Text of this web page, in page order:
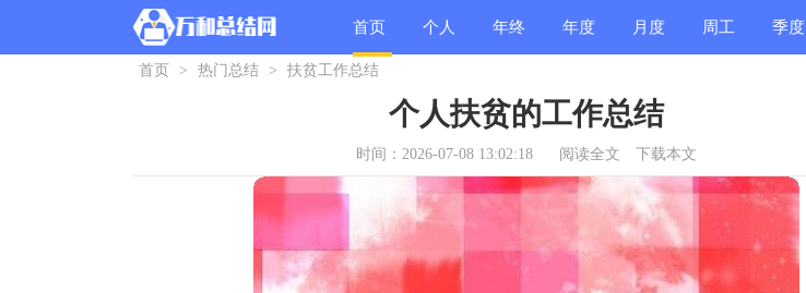
首页 个人 年终 年度 月度 周工 季度
首页 > 热门总结 > 扶贫工作总结
个人扶贫的工作总结
时间：2026-07-08 13:02:18 阅读全文 下载本文